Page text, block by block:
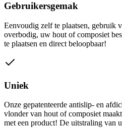
Gebruikersgemak
Eenvoudig zelf te plaatsen, gebruik
overbodig, uw hout of composiet
te plaatsen en direct beloopbaar!
Uniek
Onze gepatenteerde antislip- en
vlonder van hout of composiet
met een product! De uitstraling van